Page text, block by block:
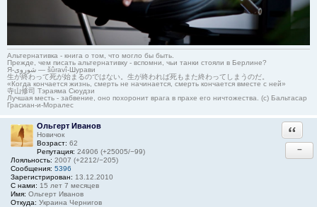
Альтернативка - книга о том, что могло бы быть.
Прежде, чем писать альтернативку - вспомни, чьи танки стояли в Берлине?
Я-شوروی — šûravî-Шурави
生が終わって死が始まるのではない。生が終われば死もまた終わってしまうのだ。
«Когда кончается жизнь, смерть не начинается, смерть кончается вместе с ней»
寺山修司 Тэраяма Сюудзи
Лучшая месть - забвение, оно похоронит врага в прахе его ничтожества. (с) Бальтасар
Грасиан-и-Моралес
Ольгерт Иванов
Новичок
Возраст: 62
Репутация: 24906 (+25005/−99)
Лояльность: 2007 (+2212/−205)
Сообщения: 5396
Зарегистрирован: 13.12.2010
С нами: 15 лет 7 месяцев
Имя: Ольгерт Иванов
Откуда: Украина Чернигов
−